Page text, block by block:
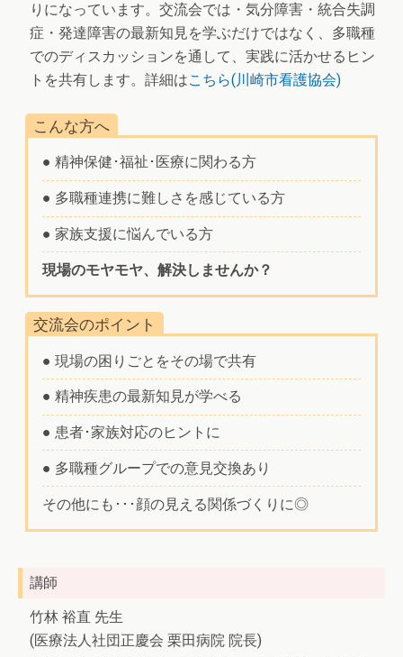
りになっています。交流会では・気分障害・統合失調
症・発達障害の最新知見を学ぶだけではなく、多職種
でのディスカッションを通して、実践に活かせるヒン
トを共有します。詳細はこちら(川崎市看護協会)
こんな方へ
● 精神保健･福祉･医療に関わる方
● 多職種連携に難しさを感じている方
● 家族支援に悩んでいる方
現場のモヤモヤ、解決しませんか？
交流会のポイント
● 現場の困りごとをその場で共有
● 精神疾患の最新知見が学べる
● 患者･家族対応のヒントに
● 多職種グループでの意見交換あり
その他にも･･･顔の見える関係づくりに◎
講師
竹林 裕直 先生
(医療法人社団正慶会 栗田病院 院長)